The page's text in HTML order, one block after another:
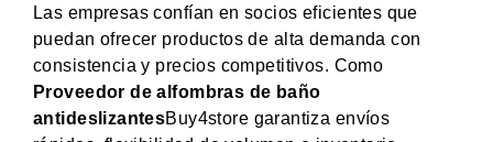
Las empresas confían en socios eficientes que
puedan ofrecer productos de alta demanda con
consistencia y precios competitivos. Como
Proveedor de alfombras de baño
antideslizantesBuy4store garantiza envíos